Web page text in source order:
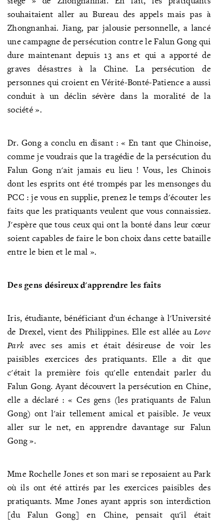
souhaitaient aller au Bureau des appels mais pas à
Zhongnanhai. Jiang, par jalousie personnelle, a lancé
une campagne de persécution contre le Falun Gong qui
dure maintenant depuis 13 ans et qui a apporté de
graves désastres à la Chine. La persécution de
personnes qui croient en Vérité-Bonté-Patience a aussi
conduit à un déclin sévère dans la moralité de la
société ».
Dr. Gong a conclu en disant : « En tant que Chinoise,
comme je voudrais que la tragédie de la persécution du
Falun Gong n'ait jamais eu lieu ! Vous, les Chinois
dont les esprits ont été trompés par les mensonges du
PCC : je vous en supplie, prenez le temps d'écouter les
faits que les pratiquants veulent que vous connaissiez.
J'espère que tous ceux qui ont la bonté dans leur cœur
soient capables de faire le bon choix dans cette bataille
entre le bien et le mal ».
Des gens désireux d'apprendre les faits
Iris, étudiante, bénéficiant d'un échange à l'Université
de Drexel, vient des Philippines. Elle est allée au Love
Park avec ses amis et était désireuse de voir les
paisibles exercices des pratiquants. Elle a dit que
c'était la première fois qu'elle entendait parler du
Falun Gong. Ayant découvert la persécution en Chine,
elle a déclaré : « Ces gens (les pratiquants de Falun
Gong) ont l'air tellement amical et paisible. Je veux
aller sur le net, en apprendre davantage sur Falun
Gong ».
Mme Rochelle Jones et son mari se reposaient au Park
où ils ont été attirés par les exercices paisibles des
pratiquants. Mme Jones ayant appris son interdiction
[du Falun Gong] en Chine, pensait qu'il était